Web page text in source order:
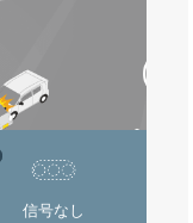
信号なし